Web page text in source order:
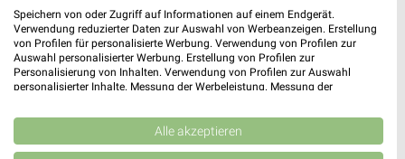
Jetzt kostenlos laden
Speichern von oder Zugriff auf Informationen auf einem Endgerät.
Verwendung reduzierter Daten zur Auswahl von Werbeanzeigen. Erstellung
von Profilen für personalisierte Werbung. Verwendung von Profilen zur
Auswahl personalisierter Werbung. Erstellung von Profilen zur
Personalisierung von Inhalten. Verwendung von Profilen zur Auswahl
personalisierter Inhalte. Messung der Werbeleistung. Messung der
Kombinationen von Daten aus verschiedenen Quellen. Entwicklung und
Verbesserung der Angebote. Verwendung reduzierter Daten zur Auswahl
von Inhalten.
Alle akzeptieren